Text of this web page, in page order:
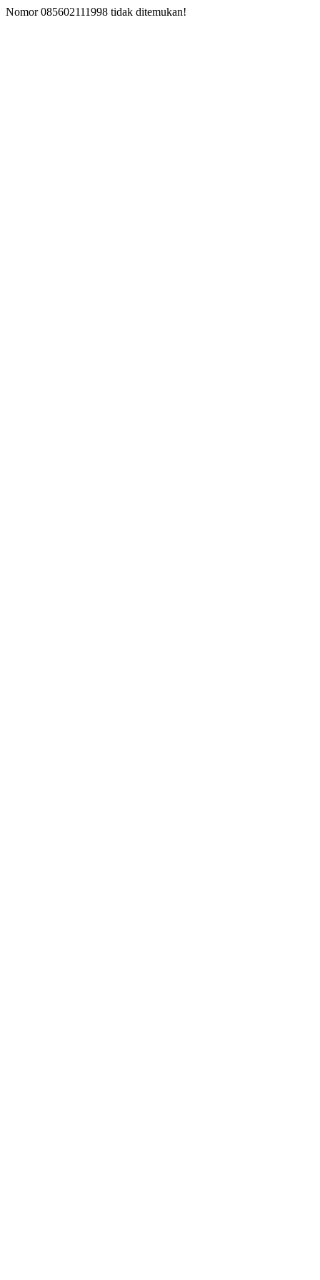
Nomor 085602111998 tidak ditemukan!